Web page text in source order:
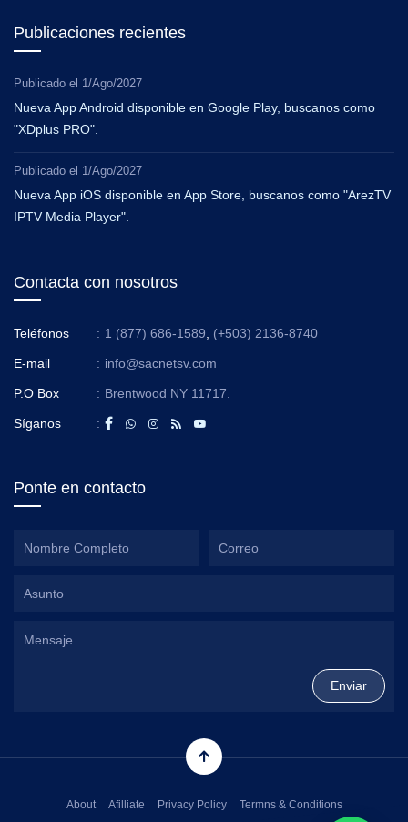
Publicaciones recientes
Publicado el 1/Ago/2027
Nueva App Android disponible en Google Play, buscanos como
"XDplus PRO".
Publicado el 1/Ago/2027
Nueva App iOS disponible en App Store, buscanos como "ArezTV
IPTV Media Player".
Contacta con nosotros
Teléfonos : 1 (877) 686-1589 (+503) 2136-8740
E-mail : info@sacnetsv.com
P.O Box : Brentwood NY 11717.
Síganos :
Ponte en contacto
About Afilliate Privacy Policy Termns & Conditions